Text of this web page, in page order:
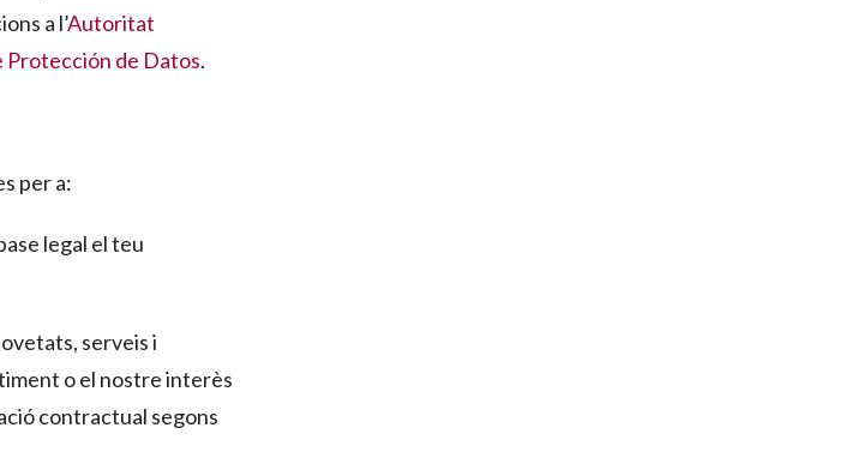
a l’Autoritat
Protección de Datos.
per a:
legal el teu
serveis i
o el nostre interès
contractual segons